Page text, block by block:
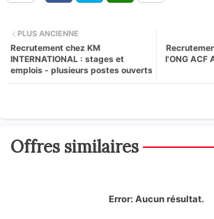
l'ONG ACF
PLUS ANCIENNE
Recrutement chez KM
INTERNATIONAL : stages et
emplois - plusieurs postes ouverts
Offres similaires
Error: Aucun résultat.